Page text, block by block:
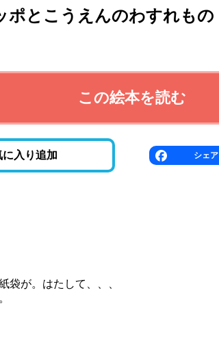
ポとこうえんのわすれもの
この絵本を読む
に入り追加 シェア
袋が。はたして、、、